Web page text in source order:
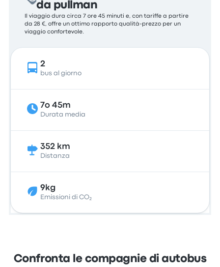
da pullman
Il viaggio dura circa 7 ore 45 minuti e, con tariffe a partire
da 28 €, offre un ottimo rapporto qualità-prezzo per un
viaggio confortevole.
2
bus al giorno
7o 45m
Durata media
352 km
Distanza
9kg
Emissioni di CO₂
Confronta le compagnie di autobus